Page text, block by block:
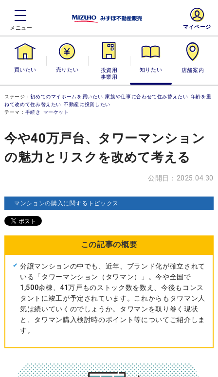
買いたい 売りたい
投資用・事業
用
知りたい 店舗案内
マイページ
ステージ：初めてのマイホームを買いたい 家族や仕事に合わせて住み替えたい 年齢を重
ねて改めて住み替えたい 不動産に投資したい
テーマ： 手続き マーケット
今や40万戸台、タワーマンション
の魅力とリスクを改めて考える
公開日：2025.04.30
マンションの購入に関するトピックス
この記事の概要
分譲マンションの中でも、近年、ブランド化が確立されて
いる「タワーマンション（タワマン）」。今や全国で
1,500余棟、41万戸ものストック数を数え、今後もコンス
タントに竣工が予定されています。これからもタワマン人
気は続いていくのでしょうか。タワマンを取り巻く現状
と、タワマン購入検討時のポイント等についてご紹介しま
す。